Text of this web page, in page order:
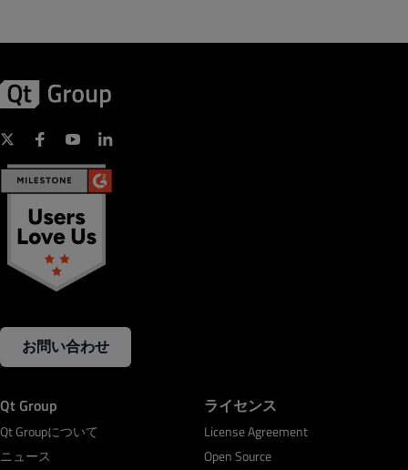
お問い合わせ
Qt Group
Qt Groupについて
ニュース
ライセンス
License Agreement
Open Source